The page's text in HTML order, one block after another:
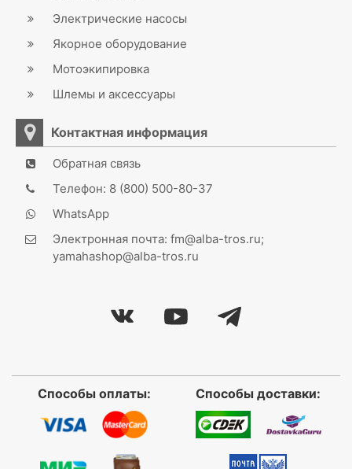
Электрические насосы
Якорное оборудование
Мотоэкипировка
Шлемы и аксессуары
Контактная информация
Обратная связь
Телефон: 8 (800) 500-80-37
WhatsApp
Электронная почта: fm@alba-tros.ru;
yamahashop@alba-tros.ru
Способы оплаты: Способы доставки: